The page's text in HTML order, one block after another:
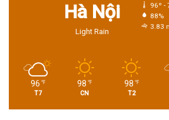
Hà Nội
Light Rain
96º -
88%
3.83
96 ℉
T7
98 ℉
CN
98 ℉
T2